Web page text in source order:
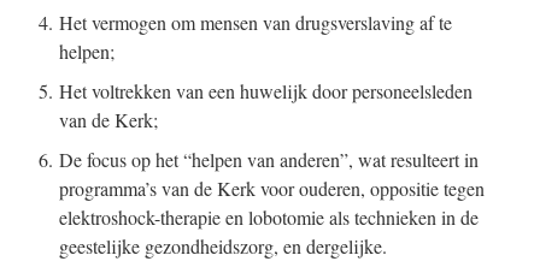
4. Het vermogen om mensen van drugsverslaving af te
helpen;
5. Het voltrekken van een huwelijk door personeelsleden
van de Kerk;
6. De focus op het “helpen van anderen”, wat resulteert in
programma’s van de Kerk voor ouderen, oppositie tegen
elektroshock-therapie en lobotomie als technieken in de
geestelijke gezondheidszorg, en dergelijke.